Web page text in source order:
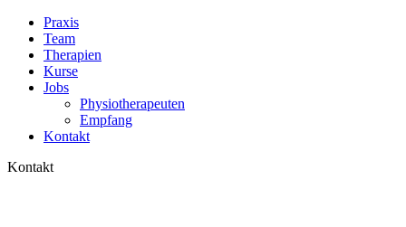
Praxis
Team
Therapien
Kurse
Jobs
Physiotherapeuten
Empfang
Kontakt
Kontakt